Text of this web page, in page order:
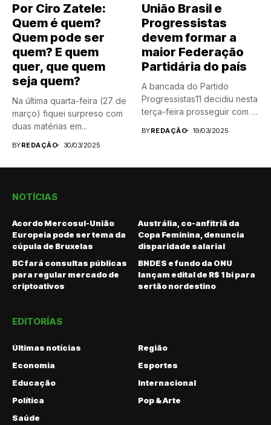
Por Ciro Zatele:
Quem é quem?
Quem pode ser
quem? E quem
quer, que quem
seja quem?
Na última quarta-feira (27 de
março) fiquei surpreso com
duas matérias em...
BYREDAÇÃO 30/03/2025
União Brasil e
Progressistas
devem formar a
maior Federação
Partidária do país
A bancada do Partido
Progressistas11 decidiu nesta
terça-feira prosseguir com a
BYREDAÇÃO 19/03/2025
NOTÍCIAS
Acordo Mercosul-União
Europeia pode ser tema da
cúpula de Bruxelas
Austrália, co-anfitriã da
Copa Feminina, denuncia
disparidade salarial
BC fará consultas públicas
para regular mercado de
criptoativos
BNDES e fundo da ONU
lançam edital de R$ 1 bi para
sertão nordestino
EDITORÍAS
Últimas notícias
Região
Economia
Esportes
Educação
Internacional
Política
Pop & Arte
Saúde